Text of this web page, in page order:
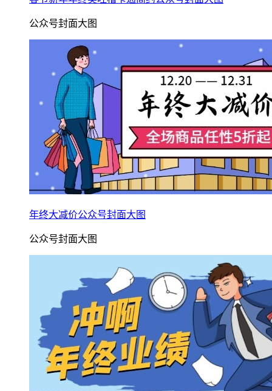
公众号封面大图
年终大减价公众号封面大图
公众号封面大图